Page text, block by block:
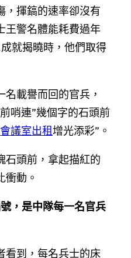
，揮鎬的速率卻沒有
王警名體能耗費過年
就揭曉時，他們取得
載譽而回的官兵，
哨連”幾個字的石頭前
會議室出租增光添彩”。
石頭前，拿起描紅的
衝動。
，是中隊每一名官兵
看到，每名兵士的床